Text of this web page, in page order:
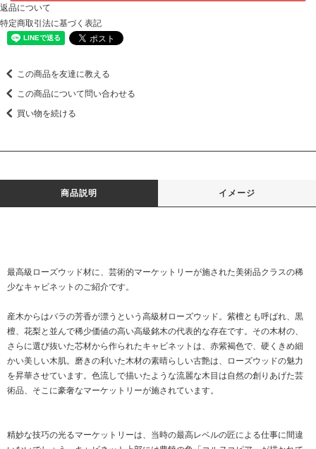
返品について
特定商取引法に基づく表記
この商品を友達に教える
この商品について問い合わせる
買い物を続ける
商品説明 イメージ
最高級ローズウッド材に、芸術的マーケットリーが施された美術品クラスの稀
少なキャビネットのご紹介です。
産木からはバラの芳香が漂うという高級材ローズウッド。紫檀とも呼ばれ、黒
檀、花梨と並んで稀少価値の高い高級銘木の代表的な存在です。その木材の、
さらに選び抜いた芯材から作られたキャビネットは、赤紫褐色で、硬くきめ細
かい美しい木肌。磨きの利いた木材の素晴らしい古艶は、ローズウッドの魅力
を昇華させています。色流しで描いたような流麗な木目は自然の創りあげた芸
術品、そこに豪奢なマーケットリーが施されています。
精妙な技巧の光るマーケットリーは、当時の最高レベルの匠による仕事に間違